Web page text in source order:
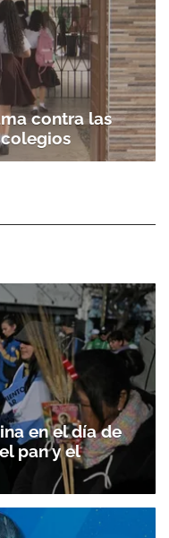
contra las
en el día de
pan y el